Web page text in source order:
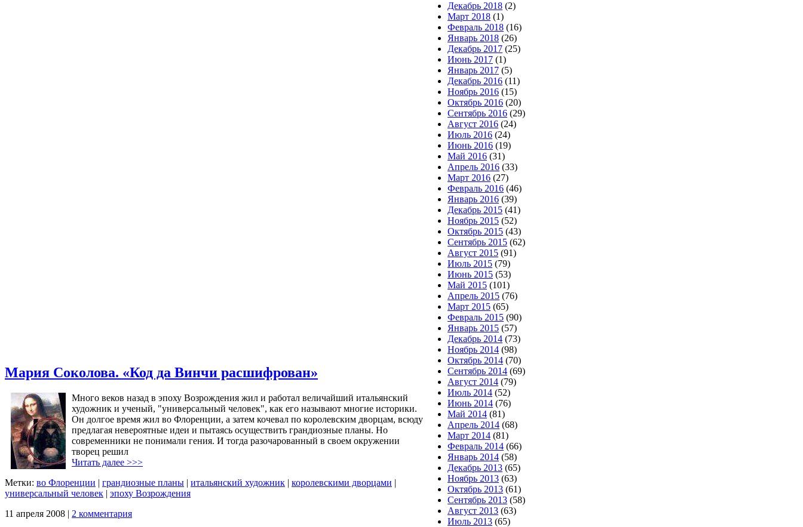
Мария Соколова. «Код да Винчи расшифрован»
Много веков назад в эпоху Возрождения жил и работал величайший итальянский
художник и ученый, "универсальный человек", как его называют многие историки.
Он долгое время жил во Флоренции, а затем кочевал по королевским дворцам, всюду
предлагая невероятные идеи и пытаясь осуществить грандиозные планы. Но
современники не понимали гения. И тогда разочарованный в своем окружении
творец решил
Читать далее >>>
Метки: во Флоренции | грандиозные планы | итальянский художник | королевскими дворцами |
универсальный человек | эпоху Возрождения
11 апреля 2008 | 2 комментария
Декабрь 2018 (2)
Март 2018 (1)
Февраль 2018 (16)
Январь 2018 (26)
Декабрь 2017 (25)
Июнь 2017 (1)
Январь 2017 (5)
Декабрь 2016 (11)
Ноябрь 2016 (15)
Октябрь 2016 (20)
Сентябрь 2016 (29)
Август 2016 (24)
Июль 2016 (24)
Июнь 2016 (19)
Май 2016 (31)
Апрель 2016 (33)
Март 2016 (27)
Февраль 2016 (46)
Январь 2016 (39)
Декабрь 2015 (41)
Ноябрь 2015 (52)
Октябрь 2015 (43)
Сентябрь 2015 (62)
Август 2015 (91)
Июль 2015 (79)
Июнь 2015 (53)
Май 2015 (101)
Апрель 2015 (76)
Март 2015 (65)
Февраль 2015 (90)
Январь 2015 (57)
Декабрь 2014 (73)
Ноябрь 2014 (98)
Октябрь 2014 (70)
Сентябрь 2014 (69)
Август 2014 (79)
Июль 2014 (52)
Июнь 2014 (76)
Май 2014 (81)
Апрель 2014 (68)
Март 2014 (81)
Февраль 2014 (66)
Январь 2014 (58)
Декабрь 2013 (65)
Ноябрь 2013 (63)
Октябрь 2013 (61)
Сентябрь 2013 (58)
Август 2013 (63)
Июль 2013 (65)